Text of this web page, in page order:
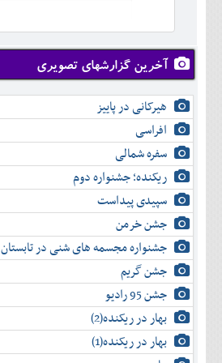
دی
بهمن
اسفند
آبان
آذر
دی
بهمن
اسفند
شهريور
مهر
آبان
آذر
دی
بهمن
اسفند
تير
مرداد
شهريور
مهر
آبان
آذر
دی
بهمن
اسفند
آخرین گزارشهای تصویری
هیرکانی در پاییز
افراسی
سفره شمالی
ریکنده؛ جشنواره دوم
سپیدی پیداست
جشن خرمن
جشنواره مجسمه های شنی در
جشن گریم
جشن 95 رادیو
بهار در ریکنده(2)
بهار در ریکنده(1)